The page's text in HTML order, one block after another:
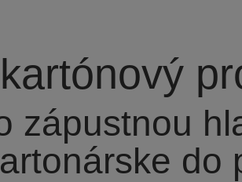
zápustnou
do